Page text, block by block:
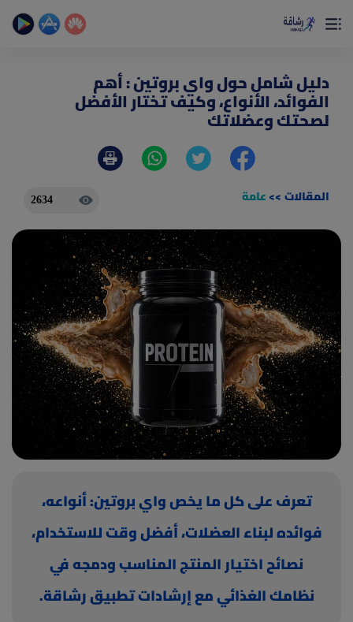
×
حساب الخطوات اليومية _ حساب السعرات _ تمارين منزلية
الصفحة الرئيسية(current)
المقالات
ادوات رشاقة
من نحن(current)
الأسئلة الشائعة(current)
أعلن معنا (current)
دليل شامل حول واي بروتين : أهم
الفوائد، الأنواع، وكيف تختار الأفضل
لصحتك وعضلاتك
المقالات>>عامة 2634
تعرف على كل ما يخص واي بروتين: أنواعه،
فوائده لبناء العضلات، أفضل وقت للاستخدام،
نصائح اختيار المنتج المناسب ودمجه في
نظامك الغذائي مع إرشادات تطبيق رشاقة.